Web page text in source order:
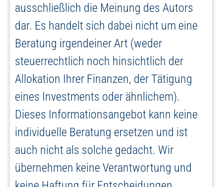
ausschließlich die Meinung des Autors
dar. Es handelt sich dabei nicht um eine
Beratung irgendeiner Art (weder
steuerrechtlich noch hinsichtlich der
Allokation Ihrer Finanzen, der Tätigung
eines Investments oder ähnlichem).
Dieses Informationsangebot kann keine
individuelle Beratung ersetzen und ist
auch nicht als solche gedacht. Wir
übernehmen keine Verantwortung und